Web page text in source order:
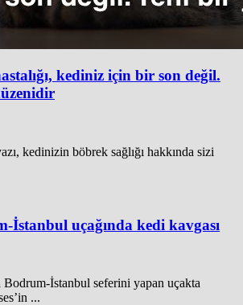
kediniz için bir son değil.
kedinizin böbrek sağlığı hakkında sizi
uçağında kedi kavgası
Bodrum-İstanbul seferini yapan uçakta
...